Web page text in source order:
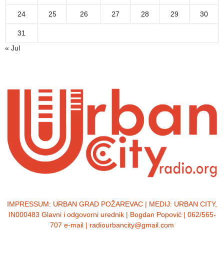
24 25 26 27 28 29 30
31
« Jul
IMPRESSUM: URBAN GRAD POŽAREVAC | MEDIJ: URBAN CITY,
IN000483 Glavni i odgovorni urednik | Bogdan Popović | 062/565-
707 e-mail | radiourbancity@gmail.com